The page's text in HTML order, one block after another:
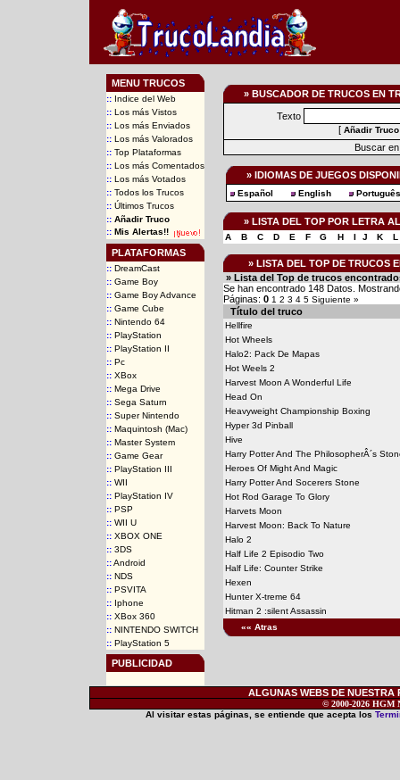
MENU TRUCOS
::Indice del Web
::Los más Vistos
::Los más Enviados
::Los más Valorados
::Top Plataformas
::Los más Comentados
::Los más Votados
::Todos los Trucos
::Últimos Trucos
:: Añadir Truco
:: Mis Alertas!!
PLATAFORMAS
::DreamCast
::Game Boy
::Game Boy Advance
::Game Cube
::Nintendo 64
::PlayStation
::PlayStation II
::Pc
::XBox
::Mega Drive
::Sega Saturn
::Super Nintendo
::Maquintosh (Mac)
::Master System
::Game Gear
::PlayStation III
::WII
::PlayStation IV
::PSP
::WII U
::XBOX ONE
::3DS
::Android
::NDS
::PSVITA
::Iphone
::XBox 360
::NINTENDO SWITCH
::PlayStation 5
PUBLICIDAD
» BUSCADOR DE TRUCOS EN
Texto
[ Añadir Truco
Buscar
» IDIOMAS DE JUEGOS
Español English Português
» LISTA DEL TOP POR LETRA
A B C D E F G H I J K L
» LISTA DEL TOP DE TRUCOS
» Lista del Top de trucos
Se han encontrado 148 Datos.
Páginas: 0 1 2 3 4 5 Siguiente »
Título del truco
Hellfire
Hot Wheels
Halo2: Pack De Mapas
Hot Weels 2
Harvest Moon A Wonderful Life
Head On
Heavyweight Championship Boxing
Hyper 3d Pinball
Hive
Harry Potter And The PhilosopherÂ´s
Heroes Of Might And Magic
Harry Potter And Socerers Stone
Hot Rod Garage To Glory
Harvets Moon
Harvest Moon: Back To Nature
Halo 2
Half Life 2 Episodio Two
Half Life: Counter Strike
Hexen
Hunter X-treme 64
Hitman 2 :silent Assassin
«« Atras
ALGUNAS WEBS DE NUESTRA
© 2000-2026 HGM
Al visitar estas páginas, se entiende que acepta los